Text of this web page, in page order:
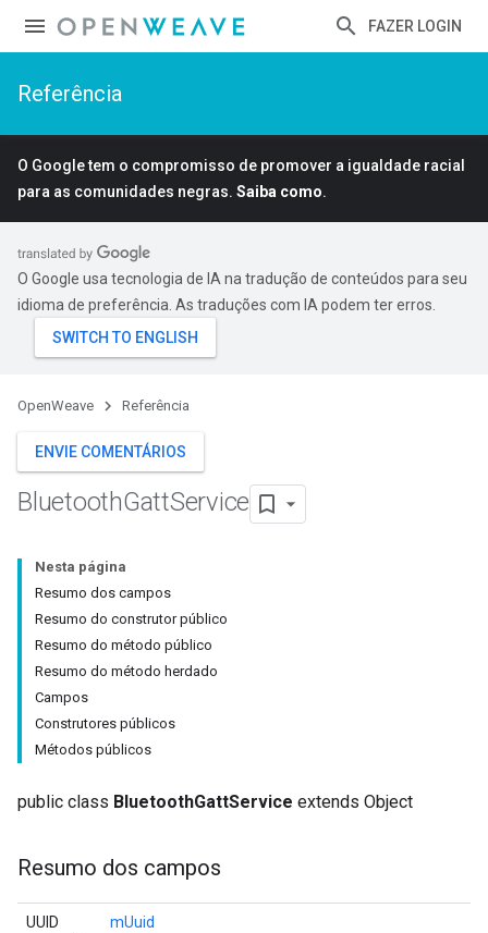
FAZER LOGIN
Referência
O Google tem o compromisso de promover a igualdade racial
para as comunidades negras. Saiba como.
O Google usa tecnologia de IA na tradução de conteúdos para seu
idioma de preferência. As traduções com IA podem ter erros.
OpenWeave Referência
ENVIE COMENTÁRIOS
BluetoothGattService
Nesta página
Resumo dos campos
Resumo do construtor público
Resumo do método público
Resumo do método herdado
Campos
Construtores públicos
Métodos públicos
public class BluetoothGattService extends Object
Resumo dos campos
UUID
mUuid